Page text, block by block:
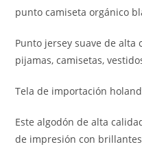
7,00 €.
punto camiseta orgánico
Punto jersey suave de alta
pijamas, camisetas,
Tela de importación
Este algodón de alta
de impresión con